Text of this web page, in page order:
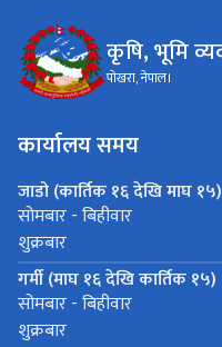
कृषि, भूमि
पोखरा, नेपाल।
कार्यालय समय
जाडो (कार्तिक १६ देखि माघ १५)
सोमबार - बिहीवार
शुक्रबार
गर्मी (माघ १६ देखि कार्तिक १५)
सोमबार - बिहीवार
शुक्रबार